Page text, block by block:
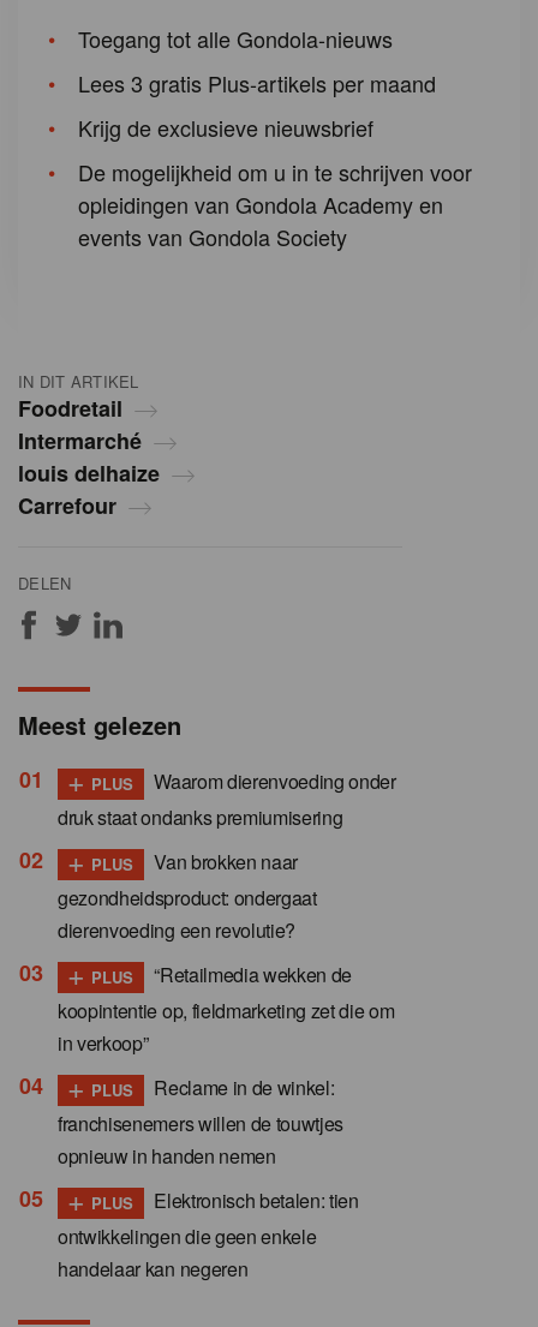
IN DIT ARTIKEL
Foodretail
Intermarché
louis delhaize
Carrefour
DELEN
Toegang tot alle Gondola-nieuws
Lees 3 gratis Plus-artikels per maand
Krijg de exclusieve nieuwsbrief
De mogelijkheid om u in te schrijven voor
opleidingen van Gondola Academy en
events van Gondola Society
Meest gelezen
+ PLUS
Waarom dierenvoeding onder
druk staat ondanks premiumisering
+ PLUS
Van brokken naar
gezondheidsproduct: ondergaat
dierenvoeding een revolutie?
+ PLUS
“Retailmedia wekken de
koopintentie op, fieldmarketing zet die om
in verkoop”
+ PLUS
Reclame in de winkel:
franchisenemers willen de touwtjes
opnieuw in handen nemen
+ PLUS
Elektronisch betalen: tien
ontwikkelingen die geen enkele
handelaar kan negeren